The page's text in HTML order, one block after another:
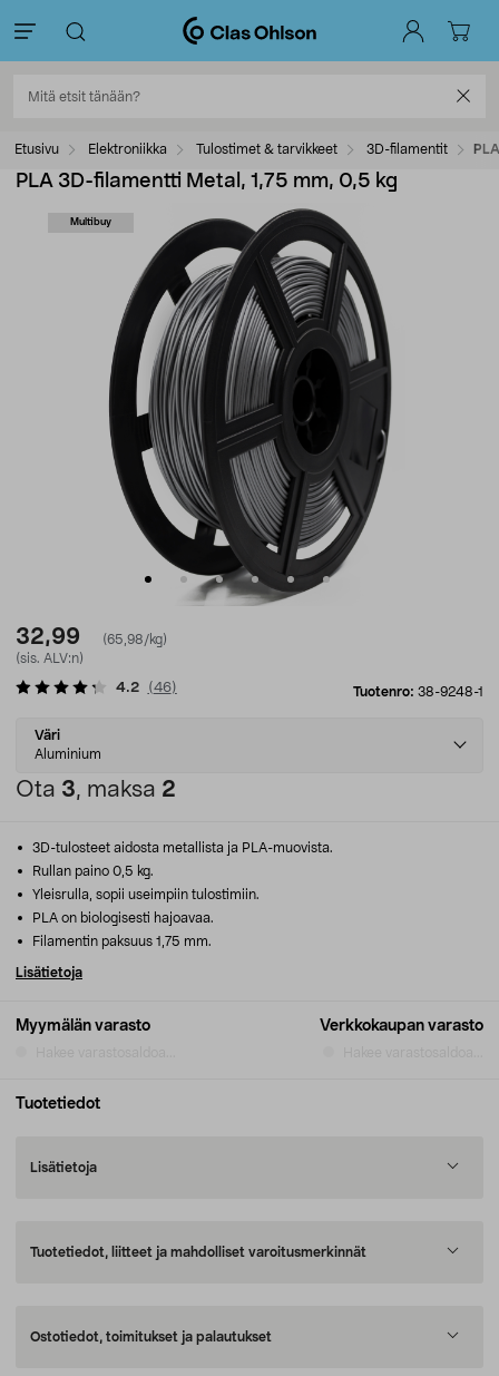
Etusivu Elektroniikka Tulostimet & tarvikkeet 3D-filamentit
PLA 3D-filamentti Metal, 1,75 mm, 0,5 kg
Multibuy
32,99
(65,98/kg)
(sis. ALV:n)
Tuotenro: 38-9248-1
4.2 (46)
Select
variant
Väri
Aluminium
Ota 3, maksa 2
Myymälän varasto Verkkokaupan varasto
3D-tulosteet aidosta metallista ja PLA-muovista.
Rullan paino 0,5 kg.
Yleisrulla, sopii useimpiin tulostimiin.
PLA on biologisesti hajoavaa.
Filamentin paksuus 1,75 mm.
Lisätietoja
Tuotetiedot
Lisätietoja
Tuotetiedot, liitteet ja mahdolliset varoitusmerkinnät
Ostotiedot, toimitukset ja palautukset